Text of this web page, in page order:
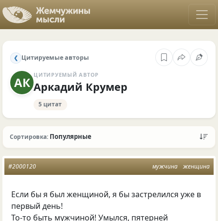
❮ Цитируемые авторы
АК ЦИТИРУЕМЫЙ АВТОР
Аркадий Крумер
5 цитат
Сортировка: Популярные
мужчина женщина
#2000120
Если бы я был женщиной, я бы застрелился уже в
первый день!
То-то быть мужчиной! Умылся, пятерней